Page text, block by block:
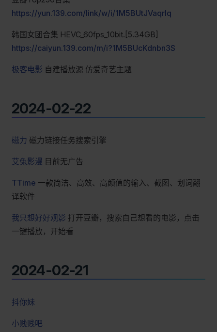
https://yun.139.com/link/w/i/1M5BUtJVaqrlq
韩国女团合集 HEVC_60fps_10bit.[5.34GB]
https://caiyun.139.com/m/i?1M5BUcKdnbn3S
极客电影 自建播放源 仿爱奇艺主题
2024-02-22
磁力 磁力链接任务搜索引擎
艾兔影漫 目前无广告
TTime 一款简洁、高效、高颜值的输入、截图、划词翻
译软件
我只想好好观影 打开豆瓣，搜索自己想看的电影，点击
一键播放，开始看
2024-02-21
抖你妹
小贱贱吧